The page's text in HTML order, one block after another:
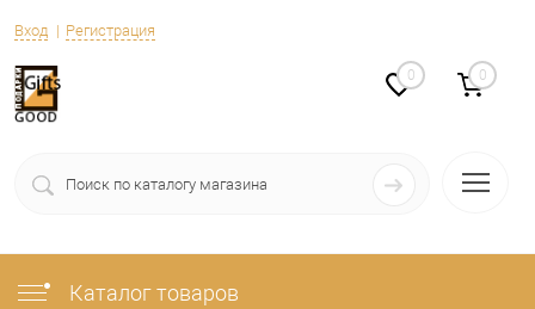
Вход Регистрация
0 0
Каталог товаров